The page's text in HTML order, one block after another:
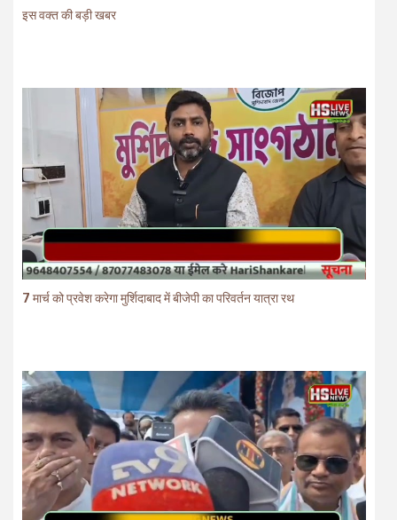
इस वक्त की बड़ी खबर
7 मार्च को प्रवेश करेगा मुर्शिदाबाद में बीजेपी का परिवर्तन यात्रा रथ